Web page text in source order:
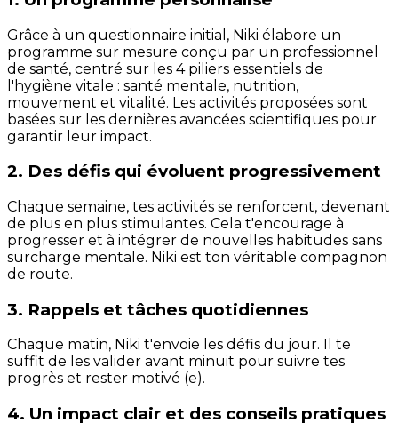
Grâce à un questionnaire initial, Niki élabore un
programme sur mesure conçu par un professionnel
de santé, centré sur les 4 piliers essentiels de
l'hygiène vitale : santé mentale, nutrition,
mouvement et vitalité. Les activités proposées sont
basées sur les dernières avancées scientifiques pour
garantir leur impact.
2. Des défis qui évoluent progressivement
Chaque semaine, tes activités se renforcent, devenant
de plus en plus stimulantes. Cela t'encourage à
progresser et à intégrer de nouvelles habitudes sans
surcharge mentale. Niki est ton véritable compagnon
de route.
3. Rappels et tâches quotidiennes
Chaque matin, Niki t'envoie les défis du jour. Il te
suffit de les valider avant minuit pour suivre tes
progrès et rester motivé (e).
4. Un impact clair et des conseils pratiques